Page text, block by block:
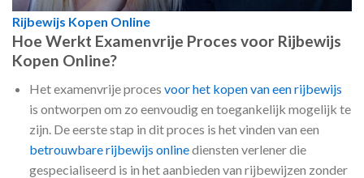
Rijbewijs Kopen Online
Hoe Werkt Examenvrije Proces voor Rijbewijs
Kopen Online?
Het examenvrije proces voor het kopen van een rijbewijs
is ontworpen om zo eenvoudig en toegankelijk mogelijk te
zijn. De eerste stap in dit proces is het vinden van een
betrouwbare rijbewijs onlinediensten verlener die
gespecialiseerd is in het aanbieden van rijbewijzen zonder